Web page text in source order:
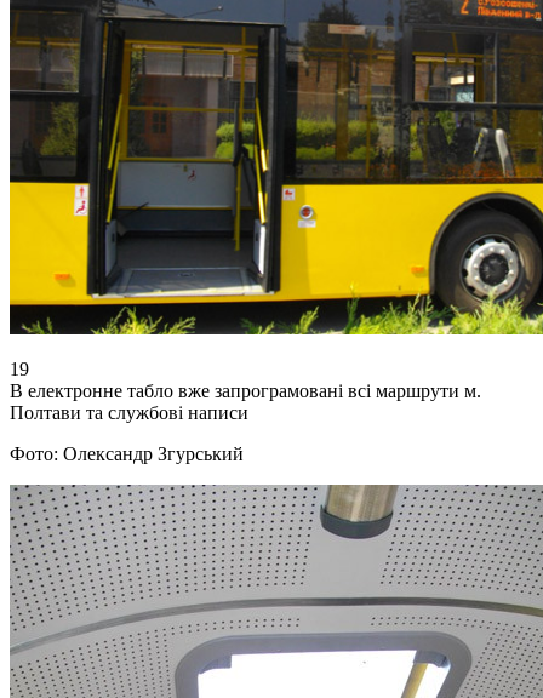
19
В електронне табло вже запрограмовані всі маршрути м.
Полтави та службові написи
Фото: Олександр Згурський